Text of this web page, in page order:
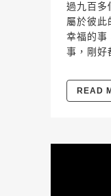
過九百多
屬於彼
幸福的
事，剛好
READ